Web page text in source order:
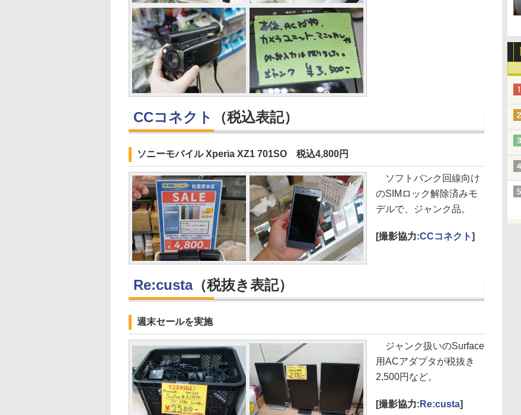
CCコネクト （税込表記）
ソニーモバイル Xperia XZ1 701SO 税込4,800円
ソフトバンク回線向け
のSIMロック解除済みモ
デルで、ジャンク品。
[撮影協力:CCコネクト]
Re:custa（税抜き表記）
週末セールを実施
ジャンク扱いのSurface
用ACアダプタが税抜き
2,500円など。
[撮影協力: Re:custa]